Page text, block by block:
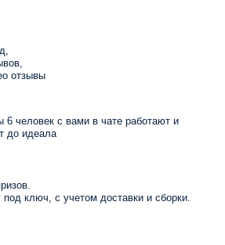
отзывы
человек с вами в чате работают и
до идеала
под ключ, с учетом доставки и сборки.